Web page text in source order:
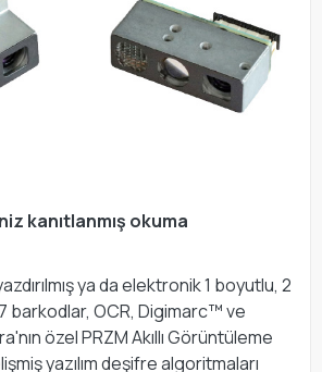
kanıtlanmış okuma
ya da elektronik 1 boyutlu, 2
barkodlar, OCR, Digimarc™ ve
özel PRZM Akıllı Görüntüleme
yazılım deşifre algoritmaları